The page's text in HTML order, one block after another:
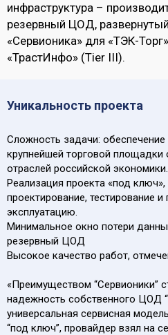
инфраструктура –
резервный ЦОД,
«Сервионика» для «ТЭК-
«ТрастИнфо» (Tier III).
Уникальность проекта
Сложность задачи:
крупнейшей торговой
отраслей российской экономики.
Реализация проекта «под
проектирование, тестирование
эксплуатацию.
Минимальное окно потери
резервный ЦОД
Высокое качество работ,
«Преимуществом “Сервионики”
надежность собственного ЦОД
универсальная сервисная
“под ключ”, провайдер взял на